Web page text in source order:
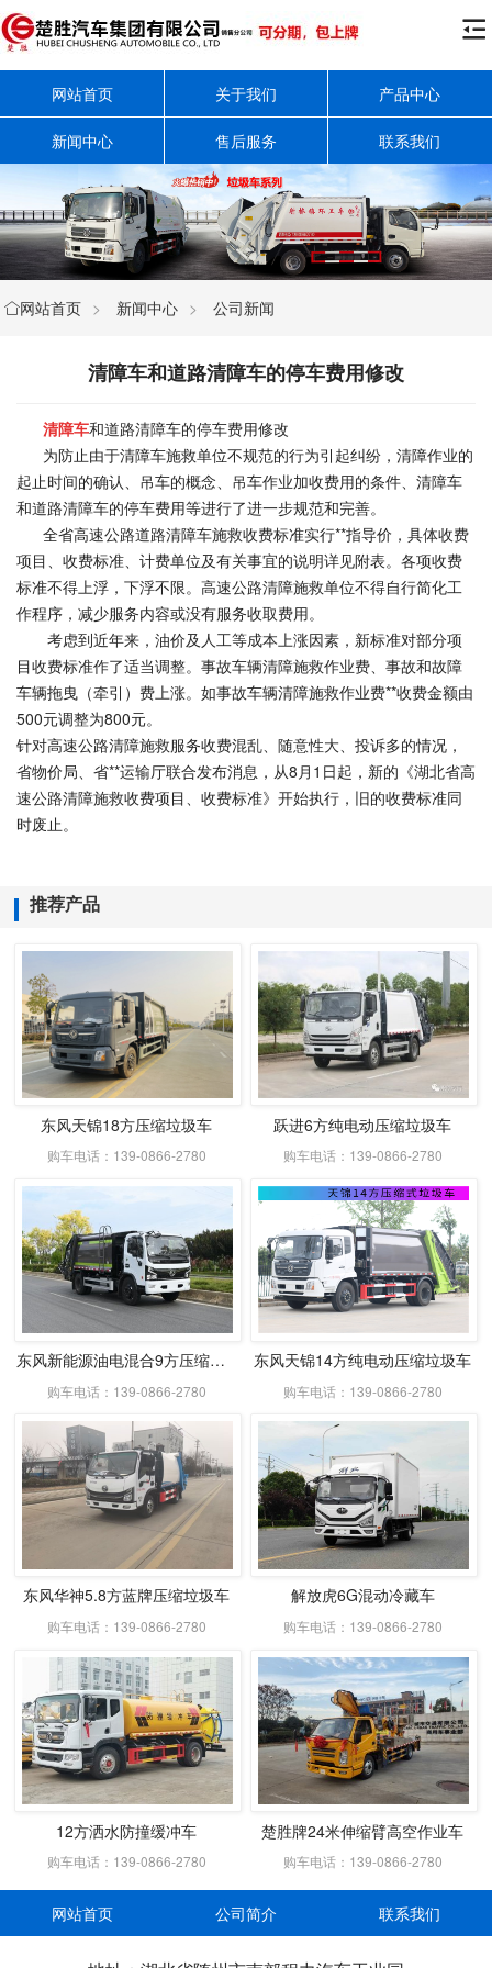

网站首页 关于我们 产品中心
新闻中心 售后服务 联系我们
网站首页 > 新闻中心 > 公司新闻
清障车和道路清障车的停车费用修改
清障车和道路清障车的停车费用修改
为防止由于清障车施救单位不规范的行为引起纠纷，清障作业的
起止时间的确认、吊车的概念、吊车作业加收费用的条件、清障车
和道路清障车的停车费用等进行了进一步规范和完善。
全省高速公路道路清障车施救收费标准实行**指导价，具体收费
项目、收费标准、计费单位及有关事宜的说明详见附表。各项收费
标准不得上浮，下浮不限。高速公路清障施救单位不得自行简化工
作程序，减少服务内容或没有服务收取费用。
考虑到近年来，油价及人工等成本上涨因素，新标准对部分项
目收费标准作了适当调整。事故车辆清障施救作业费、事故和故障
车辆拖曳（牵引）费上涨。如事故车辆清障施救作业费**收费金额由
500元调整为800元。
针对高速公路清障施救服务收费混乱、随意性大、投诉多的情况，
省物价局、省**运输厅联合发布消息，从8月1日起，新的《湖北省高
速公路清障施救收费项目、收费标准》开始执行，旧的收费标准同
时废止。
推荐产品
东风天锦18方压缩垃圾车
购车电话：139-0866-2780
跃进6方纯电动压缩垃圾车
购车电话：139-0866-2780
东风新能源油电混合9方压缩式垃圾车
购车电话：139-0866-2780
东风天锦14方纯电动压缩垃圾车
购车电话：139-0866-2780
东风华神5.8方蓝牌压缩垃圾车
购车电话：139-0866-2780
解放虎6G混动冷藏车
购车电话：139-0866-2780
12方洒水防撞缓冲车
购车电话：139-0866-2780
楚胜牌24米伸缩臂高空作业车
购车电话：139-0866-2780
网站首页 公司简介 联系我们